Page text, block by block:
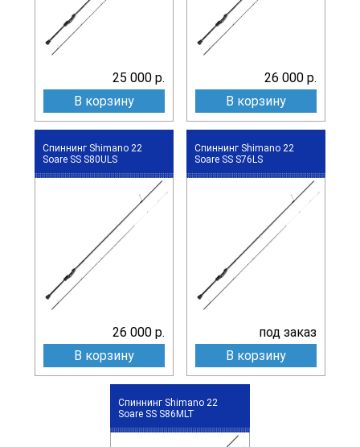
25 000 р.
В корзину
26 000 р.
В корзину
Спиннинг Shimano 22
Soare SS S80ULS
26 000 р.
В корзину
Спиннинг Shimano 22
Soare SS S76LS
под заказ
В корзину
Спиннинг Shimano 22
Soare SS S86MLT